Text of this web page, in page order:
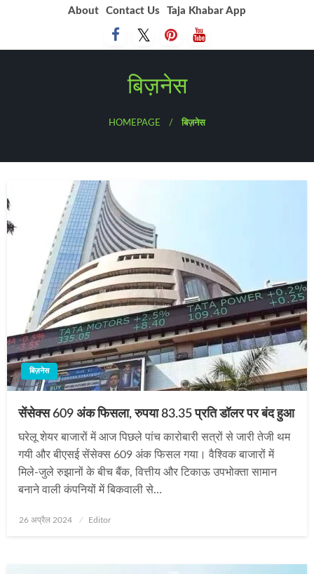
About Contact Us Taja Khabar App
बिज़नेस
HOMEPAGE बिज़नेस
बिज़नेस
सेंसेक्स 609 अंक फिसला, रुपया 83.35 प्रति डॉलर पर बंद हुआ
घरेलू शेयर बाजारों में आज पिछले पांच कारोबारी सत्रों से जारी तेजी थम
गयी और बीएसई सेंसेक्स 609 अंक फिसल गया। वैश्विक बाजारों में
मिले-जुले रुझानों के बीच बैंक, वित्तीय और टिकाऊ उपभोक्ता सामान
बनाने वाली कंपनियों में बिकवाली से…
Posted
26 अप्रैल 2024 Editor